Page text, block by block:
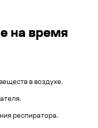
на время
в воздухе.
респиратора.